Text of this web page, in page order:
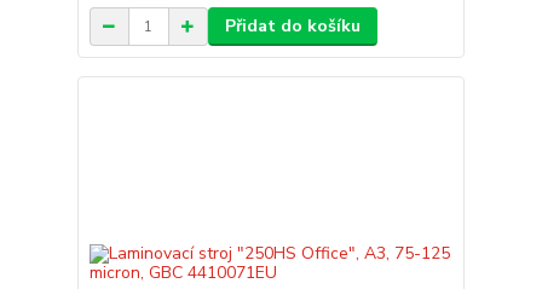
Přidat do košíku